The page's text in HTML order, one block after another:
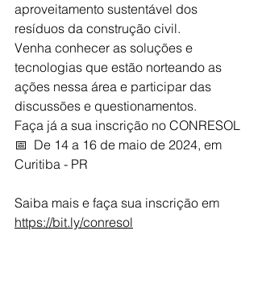
aproveitamento sustentável dos
resíduos da construção civil.
Venha conhecer as soluções e
tecnologias que estão norteando as
ações nessa área e participar das
discussões e questionamentos.
Faça já a sua inscrição no CONRESOL
📅 De 14 a 16 de maio de 2024, em
Curitiba - PR
Saiba mais e faça sua inscrição em
https://bit.ly/conresol